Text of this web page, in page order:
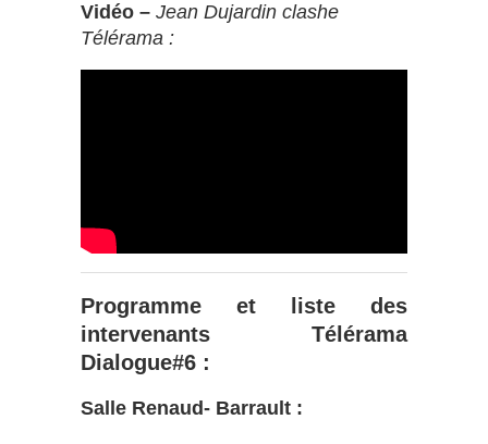
Vidéo – Jean Dujardin clashe
Télérama :
Programme et liste des
intervenants Télérama
Dialogue#6 :
Salle Renaud- Barrault :